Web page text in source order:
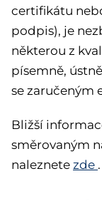
certifikátu
podpis), je
některou z
písemně,
se zaručeným
Bližší
směrovaným
naleznete zde .